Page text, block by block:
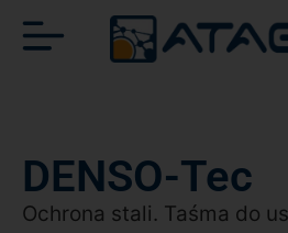
DENSO-Tec
Ochrona stali. Taśma do